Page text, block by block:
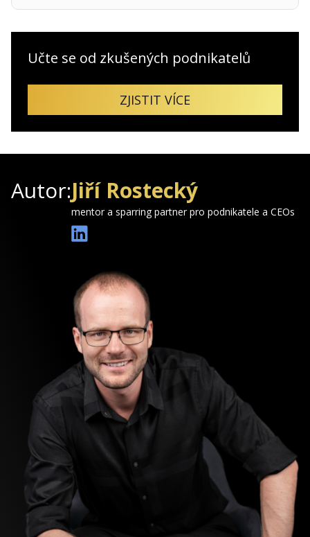
Učte se od zkušených podnikatelů
ZJISTIT VÍCE
Autor:Jiří Rostecký
mentor a sparring partner pro podnikatele a CEOs